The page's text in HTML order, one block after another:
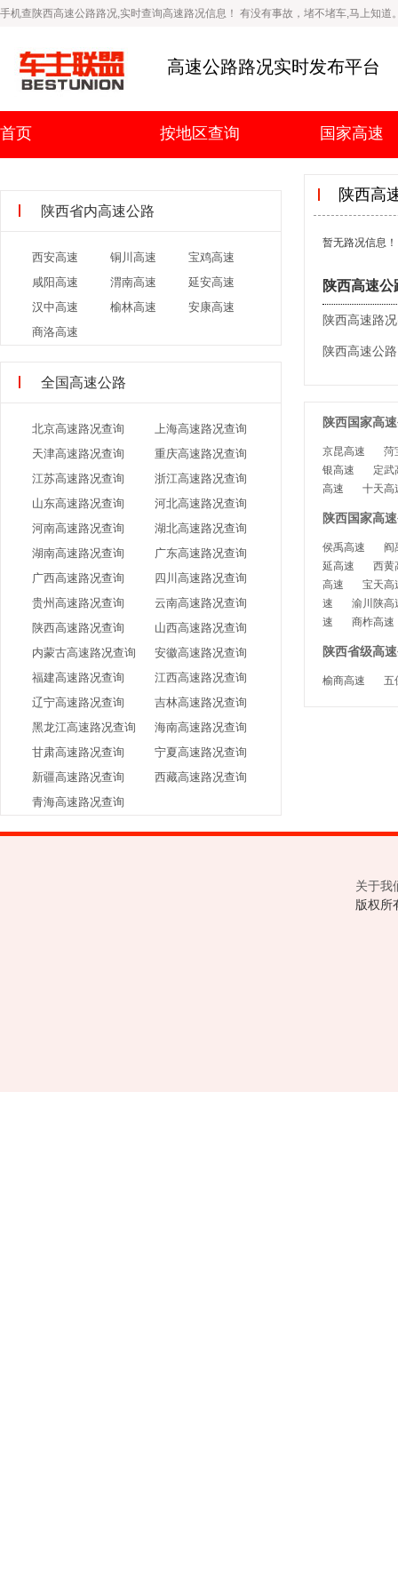
手机查陕西高速公路路况,实时查询高速路况信息！ 有没有事故，堵不堵车,马上知道
高速公路路况实时发布平台
首页 按地区查询 国家高速
陕西高
暂无路况信息！
陕西高速
陕西高速路
陕西高速公
陕西国家高
京昆高速
菏
银高速
定武
高速
十天高
陕西国家高
侯禹高速
阎
延高速
西黄
高速
宝天高
速
渝川陕高
速
商柞高速
陕西省级高
榆商高速 五
陕西省内高速公路
西安高速 铜川高速
宝鸡高速
咸阳高速
渭南高速
延安高速
汉中高速
榆林高速
安康高速
商洛高速
全国高速公路
北京高速路况查询
上海高速路况查询
天津高速路况查询
重庆高速路况查询
江苏高速路况查询
浙江高速路况查询
山东高速路况查询
河北高速路况查询
河南高速路况查询
湖北高速路况查询
湖南高速路况查询
广东高速路况查询
广西高速路况查询
四川高速路况查询
贵州高速路况查询
云南高速路况查询
陕西高速路况查询
山西高速路况查询
内蒙古高速路况查询
安徽高速路况查询
福建高速路况查询
江西高速路况查询
辽宁高速路况查询
吉林高速路况查询
黑龙江高速路况查询
海南高速路况查询
甘肃高速路况查询
宁夏高速路况查询
新疆高速路况查询
西藏高速路况查询
青海高速路况查询
关于我
版权所